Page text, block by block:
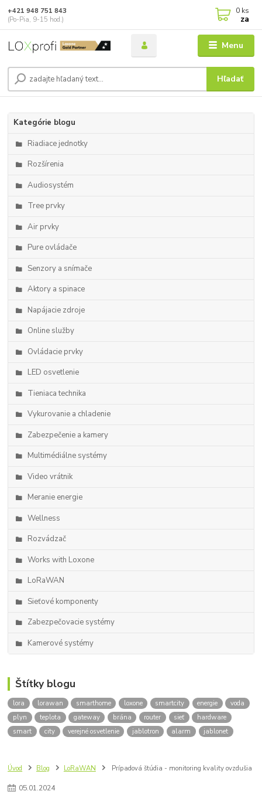
Menu
Hľadať
+421 948 751 843
(Po-Pia, 9-15 hod.)
0 ks
za
Kategórie blogu
Riadiace jednotky
Rozšírenia
Audiosystém
Tree prvky
Air prvky
Pure ovládače
Senzory a snímače
Aktory a spinace
Napájacie zdroje
Online služby
Ovládacie prvky
LED osvetlenie
Tieniaca technika
Vykurovanie a chladenie
Zabezpečenie a kamery
Multimédiálne systémy
Video vrátnik
Meranie energie
Wellness
Rozvádzač
Works with Loxone
LoRaWAN
Sieťové komponenty
Zabezpečovacie systémy
Kamerové systémy
Štítky blogu
lora lorawan smarthome loxone smartcity energie
voda
plyn
teplota gateway brána router sieť
hardware
smart
city verejné osvetlenie jablotron alarm jablonet
Úvod Blog LoRaWAN Prípadová štúdia - monitoring kvality ovzdušia
05.01.2024